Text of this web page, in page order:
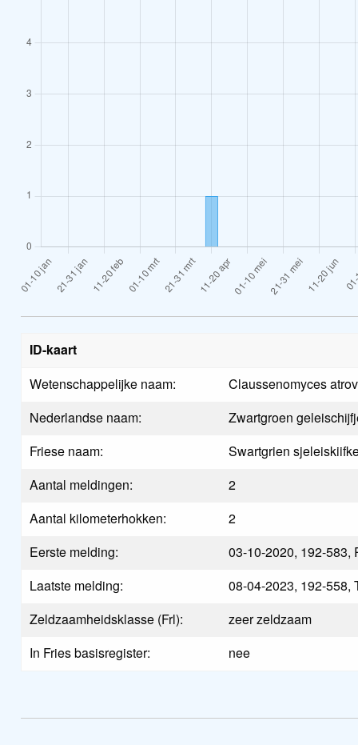
ID-kaart
Wetenschappelijke naam:
Claussenomyces
Nederlandse naam:
Zwartgroen
Friese naam:
Swartgrien
Aantal meldingen:
2
Aantal kilometerhokken:
2
Eerste melding:
03-10-2020, 192-583,
Laatste melding:
08-04-2023, 192-558,
Zeldzaamheidsklasse (Frl):
zeer zeldzaam
In Fries basisregister:
nee